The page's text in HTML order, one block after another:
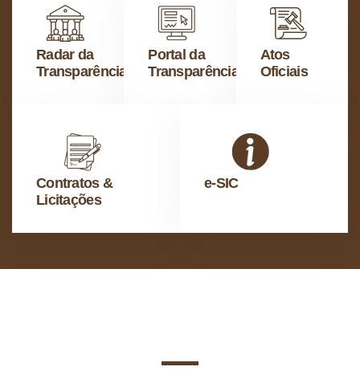
Radar da
Transparência
Portal da
Transparência
Atos
Oficiais
Contratos &
Licitações
e-SIC